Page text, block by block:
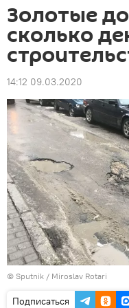
Золотые
сколько
14:12 09.03.2020
© Sputnik / Miroslav Rotari
Подписаться